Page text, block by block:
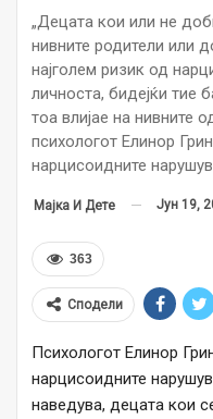
„Децата кои или не
нивните родители или
најголем ризик од
личноста, бидејќи тие
тоа влијае на нивните
психологот Елинор
нарцисоидните
Мајка И Дете Јун 19,
363
Сподели
Психологот Елинор
нарцисоидните
наведува, децата кои